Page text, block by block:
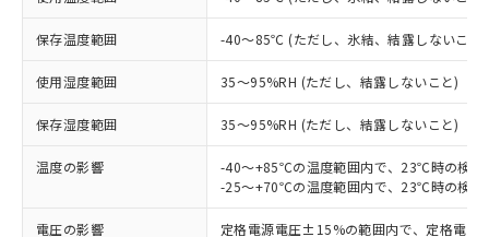
保存温度範囲 -40～85℃ (ただし、氷結、結露しないこと)
使用湿度範囲 35～95%RH (ただし、結露しないこと)
保存湿度範囲 35～95%RH (ただし、結露しないこと)
温度の影響
-40～+85℃の温度範囲内で、23℃時の検
-25～+70℃の温度範囲内で、23℃時の検
電圧の影響 定格電源電圧±15%の範囲内で、定格電
以下の条件をお読みいただき、同意のうえ
ご利用ください。
本サービスは、当社制御機器事業取扱
商品の当社在庫状況および標準価格
(税抜)を提供させていただくもので
当社制御機器事業取扱商品の中には、
本サービスの対象外となる商品もある
対応予定なし：EU RoHS指令（10物質）の
非含有に非対応の商品で、対応品を出す予
調査・確認中：EU RoHS指令（10物質）の
非含有の対応状況を調査中または確認中の
非該当品：ライセンス料など無形物で、有
害物質有無と関係のない商品です。
仕入先様の事情により、非含有部品として
いたものが、含有品と判明した場合などや
※1 中国RoHS○×表
「○」：最大均質材料含有率が中国RoHSの
基準値以下であることを示します。
「×」：最大均質材料含有率が中国RoHSの
基準値を超えていることを示します。